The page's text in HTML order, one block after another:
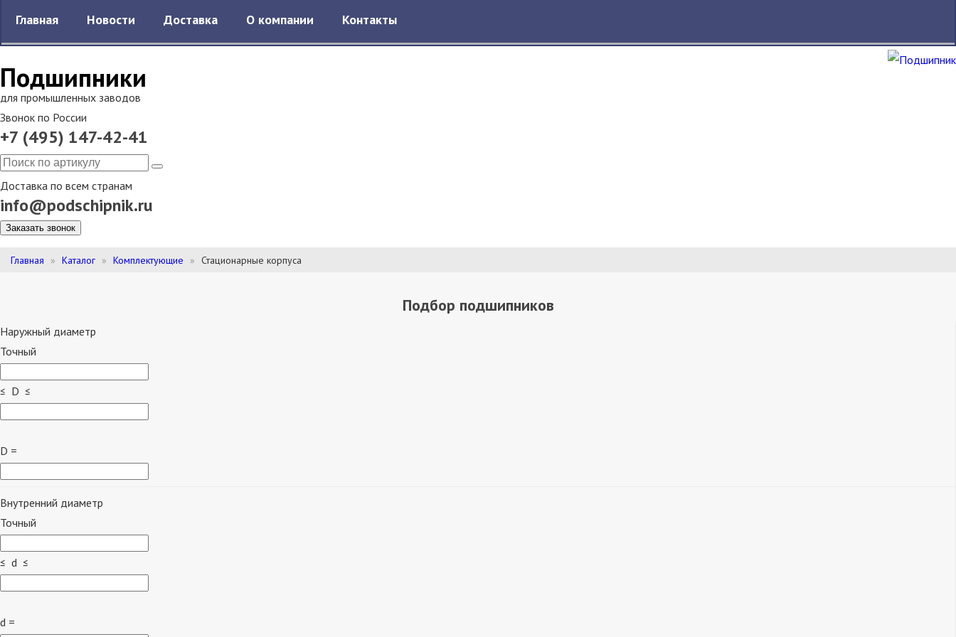
Подшипники
для промышленных заводов
Звонок по России
+7 (495) 147-42-41
Доставка по всем странам
info@podschipnik.ru
Заказать звонок
Главная Новости Доставка О компании Контакты
Главная Каталог Комплектующие Стационарные корпуса
Подбор подшипников
Наружный диаметр
Точный
≤ D ≤
D =
Внутренний диаметр
Точный
≤ d ≤
d =